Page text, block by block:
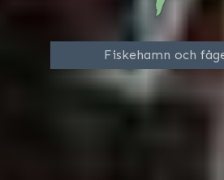
Fiskehamn och